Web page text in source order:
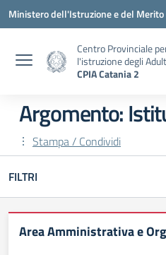
Vai ai contenuti
Vai al menu di navigazione
Vai al footer
Ministero dell'Istruzione e del Merito
Centro Provinciale
l'istruzione degli
CPIA Catania 2
Argomento:
Stampa / Condividi
FILTRI
Area Amministrativa e